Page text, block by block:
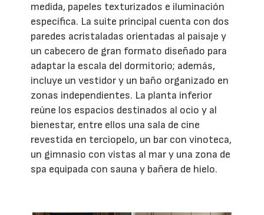
medida, papeles texturizados e iluminación
específica. La suite principal cuenta con dos
paredes acristaladas orientadas al paisaje y
un cabecero de gran formato diseñado para
adaptar la escala del dormitorio; además,
incluye un vestidor y un baño organizado en
zonas independientes. La planta inferior
reúne los espacios destinados al ocio y al
bienestar, entre ellos una sala de cine
revestida en terciopelo, un bar con vinoteca,
un gimnasio con vistas al mar y una zona de
spa equipada con sauna y bañera de hielo.